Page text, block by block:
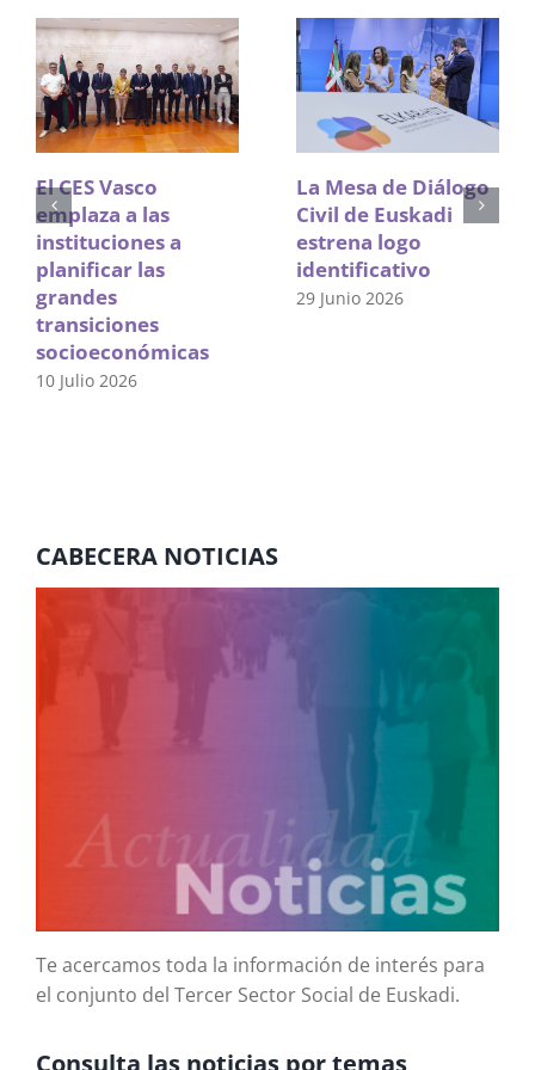
El CES Vasco
emplaza a las
instituciones a
planificar las
grandes
transiciones
socioeconómicas
10 Julio 2026
La Mesa de Diálogo
Civil de Euskadi
estrena logo
identificativo
29 Junio 2026
CABECERA NOTICIAS
Te acercamos toda la información de interés para
el conjunto del Tercer Sector Social de Euskadi.
Consulta las noticias por temas